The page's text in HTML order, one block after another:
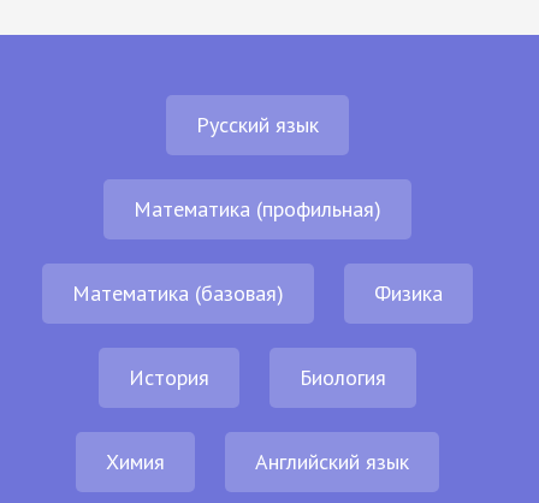
Русский язык
Математика (профильная)
Математика (базовая) Физика
История Биология
Химия Английский язык